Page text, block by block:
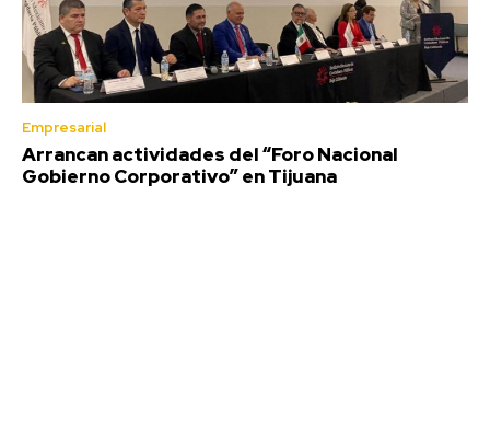
Empresarial
Arrancan actividades del “Foro Nacional
Gobierno Corporativo” en Tijuana